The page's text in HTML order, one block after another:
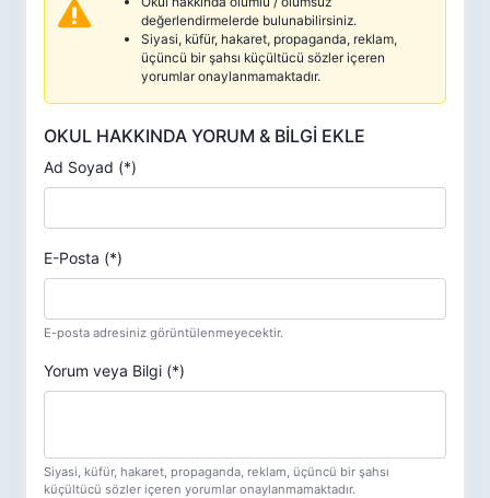
değerlendirmelerde bulunabilirsiniz.
Siyasi, küfür, hakaret, propaganda, reklam,
üçüncü bir şahsı küçültücü sözler içeren
yorumlar onaylanmamaktadır.
OKUL HAKKINDA YORUM & BİLGİ EKLE
Ad Soyad (*)
E-Posta (*)
E-posta adresiniz görüntülenmeyecektir.
Yorum veya Bilgi (*)
Siyasi, küfür, hakaret, propaganda, reklam, üçüncü bir şahsı
küçültücü sözler içeren yorumlar onaylanmamaktadır.